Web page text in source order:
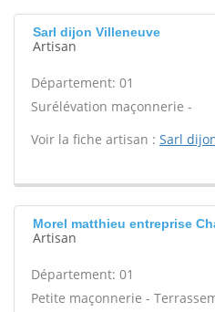
Sarl dijon Villeneuve
Artisan
Département: 01
Surélévation maçonnerie -
Voir la fiche artisan : Sarl
Morel matthieu entreprise
Artisan
Département: 01
Petite maçonnerie -